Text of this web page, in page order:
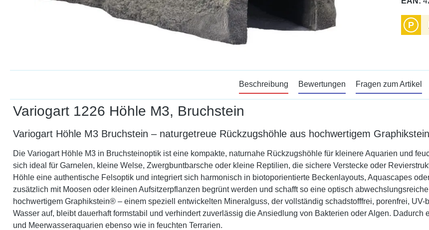
P
Beschreibung Bewertungen Fragen zum Artikel
Variogart 1226 Höhle M3, Bruchstein
Variogart Höhle M3 Bruchstein – naturgetreue Rückzugshöhle aus hochwertigem
Die Variogart Höhle M3 in Bruchsteinoptik ist eine kompakte, naturnahe Rückzugshöhle für kleinere Aquarien und
sich ideal für Garnelen, kleine Welse, Zwergbuntbarsche oder kleine Reptilien, die sichere Verstecke oder
Höhle eine authentische Felsoptik und integriert sich harmonisch in biotoporientierte Beckenlayouts, Aquascapes
zusätzlich mit Moosen oder kleinen Aufsitzerpflanzen begrünt werden und schafft so eine optisch
hochwertigem Graphikstein® – einem speziell entwickelten Mineralguss, der vollständig schadstofffrei, porenfrei,
Wasser auf, bleibt dauerhaft formstabil und verhindert zuverlässig die Ansiedlung von Bakterien oder Algen.
und Meerwasseraquarien ebenso wie in feuchten Terrarien.